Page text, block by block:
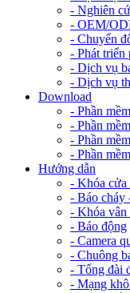
- Nghiên
- OEM/
- Chuyển
- Phát triển
- Dịch vụ
- Dịch vụ
Download
- Phần
- Phần
- Phần
- Phần
Hướng dẫn
- Khóa cửa
- Báo cháy
- Khóa vân
- Báo động
- Camera
- Chuông
- Tổng đài
- Mạng